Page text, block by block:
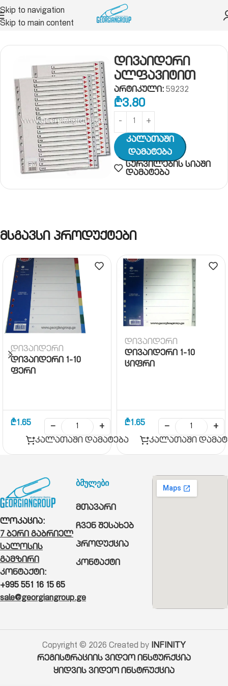
Skip to navigation
Skip to main content
საქაღალდე, ფაილი, სავიზიტე
დივაიდერი
ალფავიტით
არტიკული: 59232
₾3.80
Კალათაში
Დამატება
სურვილების სიაში
დამატება
მსგავსი პროდუქტები
დივაიდერი
დივაიდერი 1-10
ფერი
₾1.65 −
+
კალათაში დამატება
დივაიდერი
დივაიდერი 1-10
ციფრი
₾1.65 −
+
კალათაში
ლოკაცია:
7 ბერი გაბრიელ
სალოსის
გამზირი
კონტაქტი:
+995 551 16 15 65
sale@georgiangroup.ge
ბმულები
მთავარი
ჩვენ შესახებ
პროდუქცია
კონტაქტი
Copyright © 2026 Created by INFINITY
რეგისტრაციის ვიდეო ინსტურქცია
ყიდვის ვიდეო ინსტრუქცია